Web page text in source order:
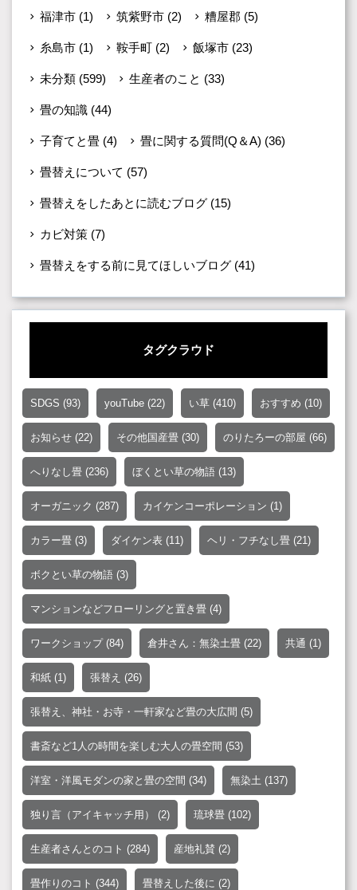
福津市 (1) 筑紫野市 (2) 糟屋郡 (5)
糸島市 (1) 鞍手町 (2) 飯塚市 (23)
未分類 (599) 生産者のこと (33)
畳の知識 (44)
子育てと畳 (4) 畳に関する質問(Q＆A) (36)
畳替えについて (57)
畳替えをしたあとに読むブログ (15)
カビ対策 (7)
畳替えをする前に見てほしいブログ (41)
タグクラウド
SDGS (93) youTube (22) い草 (410) おすすめ (10)
お知らせ (22) その他国産畳 (30) のりたろーの部屋 (66)
へりなし畳 (236) ぼくとい草の物語 (13)
オーガニック (287) カイケンコーポレーション (1)
カラー畳 (3) ダイケン表 (11) ヘリ・フチなし畳 (21)
ボクとい草の物語 (3)
マンションなどフローリングと置き畳 (4)
ワークショップ(84) 倉井さん：無染土畳 (22) 共通 (1)
和紙 (1) 張替え (26)
張替え、神社・お寺・一軒家など畳の大広間 (5)
書斎など1人の時間を楽しむ大人の畳空間 (53)
洋室・洋風モダンの家と畳の空間 (34) 無染土 (137)
独り言（アイキャッチ用） (2) 琉球畳 (102)
生産者さんとのコト (284) 産地礼賛 (2)
畳作りのコト (344) 畳替えした後に (2)